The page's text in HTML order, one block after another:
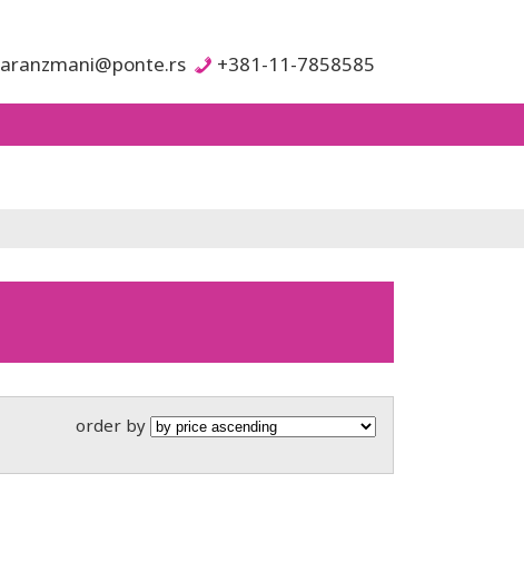
aranzmani@ponte.rs +381-11-7858585
order by